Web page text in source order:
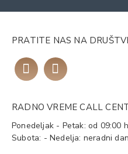
PRATITE NAS NA
RADNO VREME CALL
Ponedeljak - Petak: od 09:00
Subota: - Nedelja: neradni dan